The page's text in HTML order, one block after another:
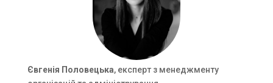
Євгенія Половецька, експерт з менеджменту